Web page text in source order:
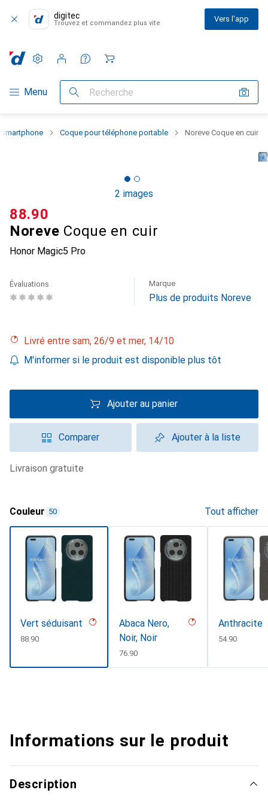
digitec
Trouvez et commandez plus vite Vers l'app
Navigation par catégorie
Menu Recherche
Paramètres
Compte client
Listes de comparaison
Listes d'envies
Panier
Coque pour téléphone portable Noreve Coque en cuir
2 images
Noreve Coque en cuir
Honor Magic5 Pro
CHF
88.90
Évaluations Marque
Plus de produits Noreve
Livré entre sam, 26/9 et mer, 14/10
M'informer si le produit est disponible plus tôt
Ajouter au panier
Comparer Ajouter à la liste
livraison gratuite
Couleur 50 Tout afficher
Vert séduisant
CHF
88.90
Abaca Nero,
Noir, Noir
CHF
76.90
Anthracite
CHF
54.90
Informations sur le produit
Description